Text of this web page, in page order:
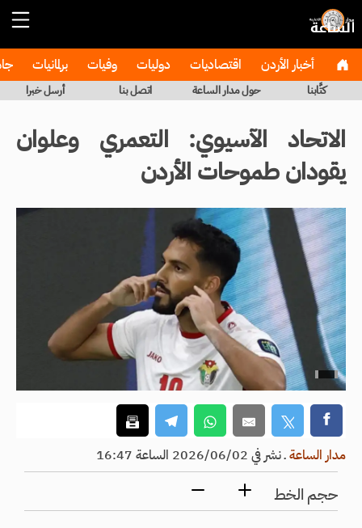
أخبار الأردن اقتصاديات دوليات وفيات برلمانيات
كتَّابنا حول مدار الساعة اتصل بنا أرسل خبرا
الاتحاد الآسيوي: التعمري وعلوان
يقودان طموحات الأردن
مدار الساعةـنشر في 2026/06/02 الساعة 16:47
حجم الخط